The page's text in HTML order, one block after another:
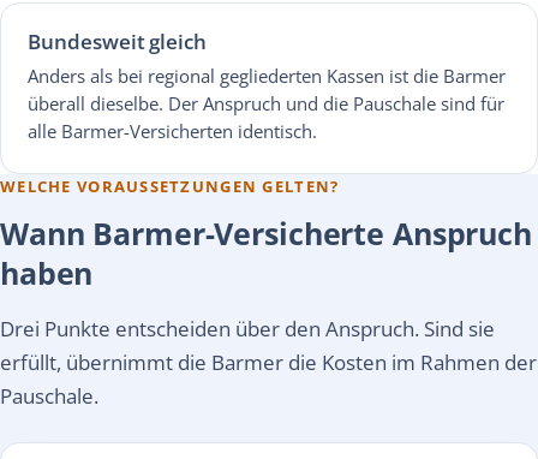
Bundesweit gleich
Anders als bei regional gegliederten Kassen ist die Barmer
überall dieselbe. Der Anspruch und die Pauschale sind für
alle Barmer-Versicherten identisch.
WELCHE VORAUSSETZUNGEN GELTEN?
Wann Barmer-Versicherte Anspruch
haben
Drei Punkte entscheiden über den Anspruch. Sind sie
erfüllt, übernimmt die Barmer die Kosten im Rahmen der
Pauschale.